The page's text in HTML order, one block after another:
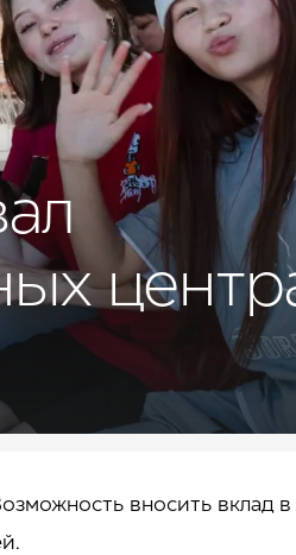
Прогулочные билеты
на канатные дороги
23
небольшой дождь
Карта
Лето 2026
вносить вклад